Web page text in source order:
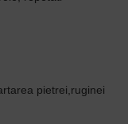
pietrei,ruginei